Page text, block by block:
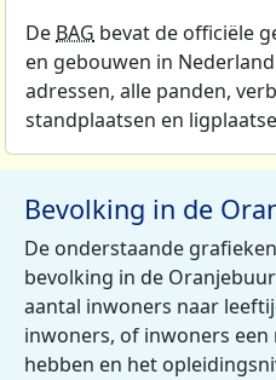
De BAG bevat de officiële
en gebouwen in
adressen, alle panden,
standplaatsen en
Bevolking in de
De onderstaande
bevolking in de
aantal inwoners naar
inwoners, of inwoners
hebben en het